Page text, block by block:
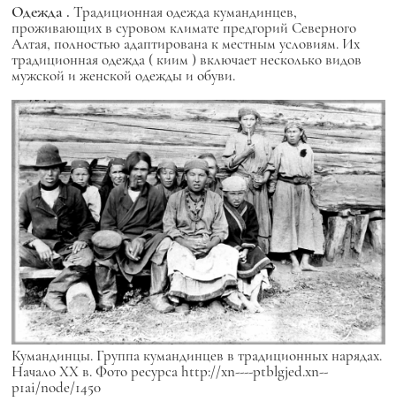
Одежда . Традиционная одежда кумандинцев,
проживающих в суровом климате предгорий Северного
Алтая, полностью адаптирована к местным условиям. Их
традиционная одежда (киим ) включает несколько видов
мужской и женской одежды и обуви.
Кумандинцы. Группа кумандинцев в традиционных нарядах.
Начало XX в. Фото ресурса http://xn----ptblgjed.xn--
p1ai/node/1450